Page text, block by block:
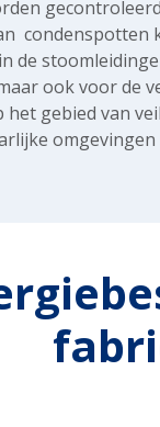
condenspotten
de
ook voor de
gebied van